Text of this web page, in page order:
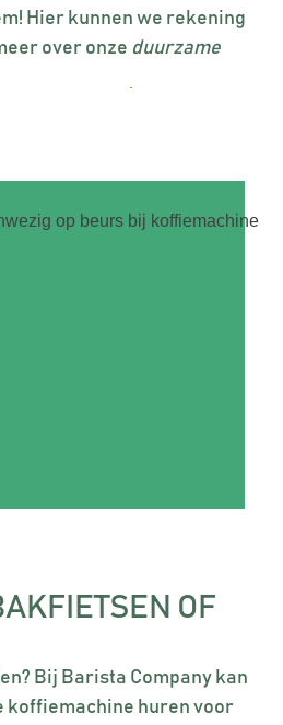
Hier kunnen we rekening
over onze duurzame
OF
Bij Barista Company kan
koffiemachine huren voor